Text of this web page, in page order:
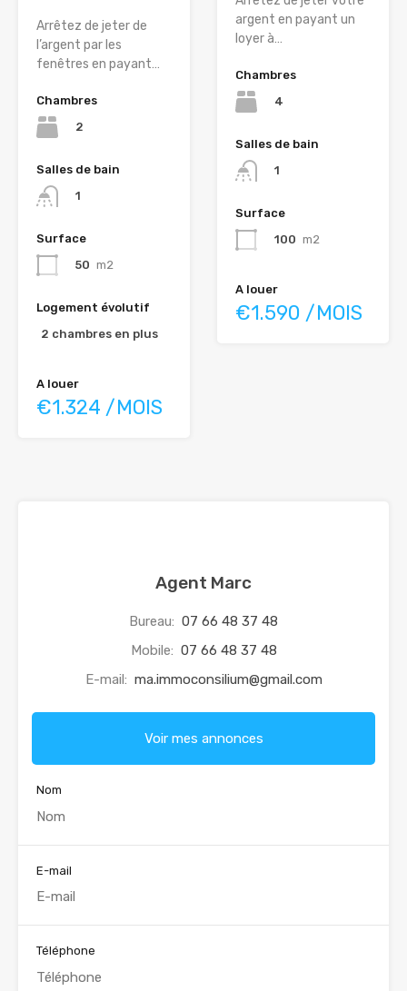
Arrêtez de jeter de
l’argent par les
fenêtres en payant…
Chambres
2
Salles de bain
1
Surface
50 m2
Logement évolutif
2 chambres en plus
A louer
€1.324 /MOIS
argent en payant un
loyer à…
Chambres
4
Salles de bain
1
Surface
100 m2
A louer
€1.590 /MOIS
Agent Marc
Bureau: 07 66 48 37 48
Mobile: 07 66 48 37 48
E-mail: ma.immoconsilium@gmail.com
Voir mes annonces
Nom
E-mail
Téléphone